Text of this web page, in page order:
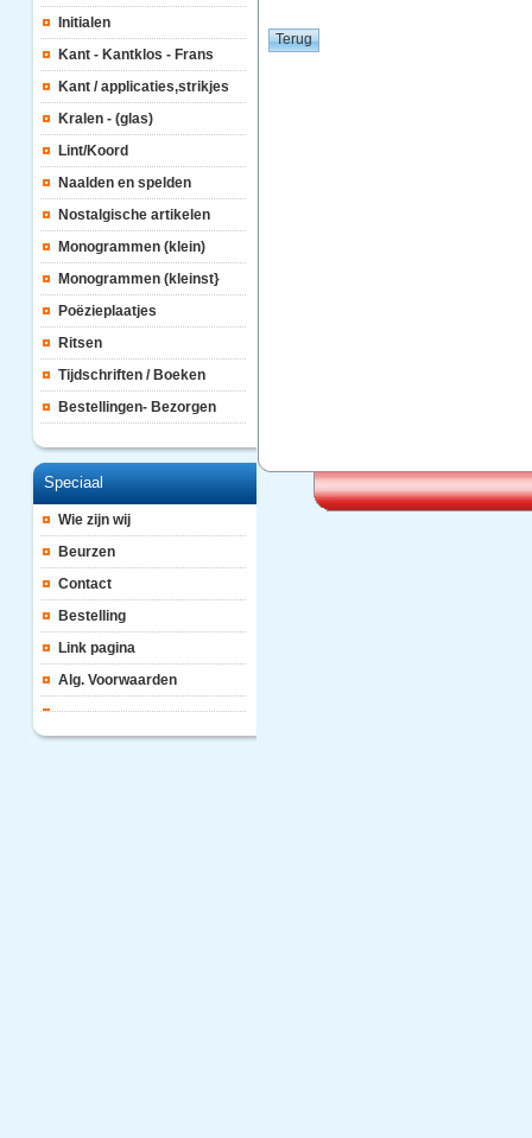
Initialen
Kant - Kantklos - Frans
Kant / applicaties,strikjes
Kralen - (glas)
Lint/Koord
Naalden en spelden
Nostalgische artikelen
Monogrammen (klein)
Monogrammen (kleinst}
Poëzieplaatjes
Ritsen
Tijdschriften / Boeken
Bestellingen- Bezorgen
Speciaal
Wie zijn wij
Beurzen
Contact
Bestelling
Link pagina
Alg. Voorwaarden